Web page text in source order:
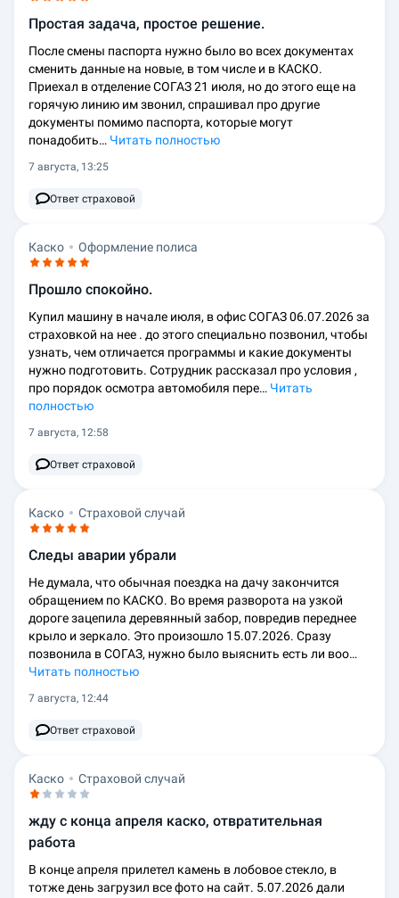
Простая задача, простое решение.
После смены паспорта нужно было во всех документах
сменить данные на новые, в том числе и в КАСКО.
Приехал в отделение СОГАЗ 21 июля, но до этого еще на
горячую линию им звонил, спрашивал про другие
документы помимо паспорта, которые могут
понадобить… Читать полностью
7 августа, 13:25
Ответ страховой
Каско Оформление полиса
Прошло спокойно.
Купил машину в начале июля, в офис СОГАЗ 06.07.2026 за
страховкой на нее . до этого специально позвонил, чтобы
узнать, чем отличается программы и какие документы
нужно подготовить. Сотрудник рассказал про условия ,
про порядок осмотра автомобиля пере… Читать
полностью
7 августа, 12:58
Ответ страховой
Каско Страховой случай
Следы аварии убрали
Не думала, что обычная поездка на дачу закончится
обращением по КАСКО. Во время разворота на узкой
дороге зацепила деревянный забор, повредив переднее
крыло и зеркало. Это произошло 15.07.2026. Сразу
позвонила в СОГАЗ, нужно было выяснить есть ли воо…
Читать полностью
7 августа, 12:44
Ответ страховой
Каско Страховой случай
жду с конца апреля каско, отвратительная
работа
В конце апреля прилетел камень в лобовое стекло, в
тотже день загрузил все фото на сайт. 5.07.2026 дали